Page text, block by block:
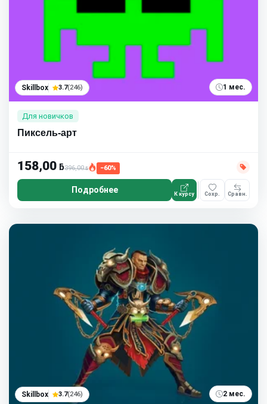
Skillbox 3.7(246) 1 мес.
Для новичков
Пиксель-арт
158,00 ƃ396,00ƃ −60%
Подробнее К курсу Сохр. Сравн.
Skillbox 3.7(246) 2 мес.